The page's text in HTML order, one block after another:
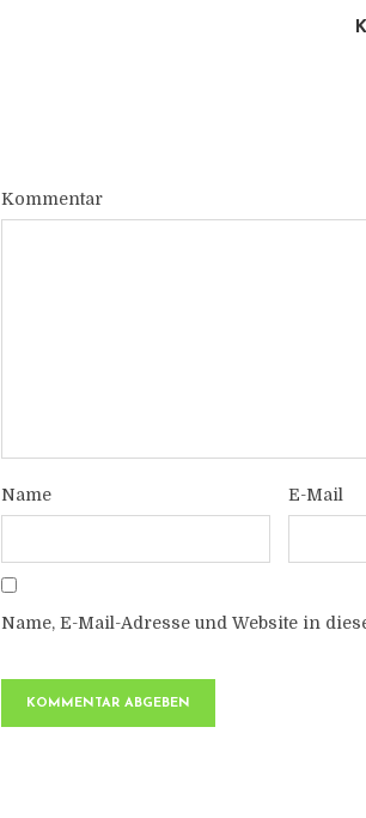
Kommentar
Name E-Mail
Name, E-Mail-Adresse und Website in